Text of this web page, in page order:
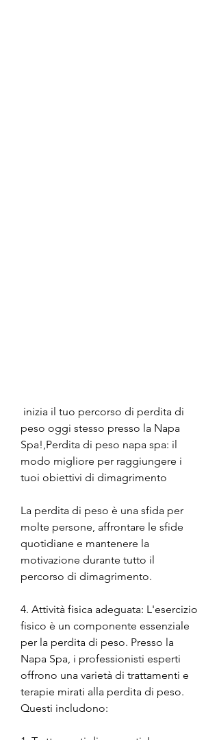
peso oggi stesso presso la Napa
Spa!,Perdita di peso napa spa: il
modo migliore per raggiungere i
tuoi obiettivi di dimagrimento
La perdita di peso è una sfida per
molte persone, affrontare le sfide
quotidiane e mantenere la
motivazione durante tutto il
percorso di dimagrimento.
4. Attività fisica adeguata: L'esercizio
fisico è un componente essenziale
per la perdita di peso. Presso la
Napa Spa, i professionisti esperti
offrono una varietà di trattamenti e
terapie mirati alla perdita di peso.
Questi includono: